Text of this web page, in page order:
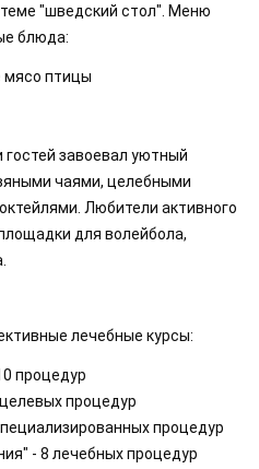
"шведский стол". Меню
блюда:
мясо птицы
завоевал уютный
чаями, целебными
Любители активного
для волейбола,
лечебные курсы:
процедур
процедур
процедур
- 8 лечебных процедур